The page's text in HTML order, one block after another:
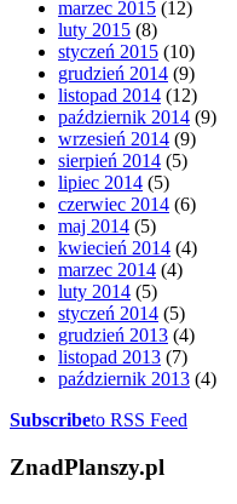
marzec 2015 (12)
luty 2015 (8)
styczeń 2015 (10)
grudzień 2014 (9)
listopad 2014 (12)
październik 2014 (9)
wrzesień 2014 (9)
sierpień 2014 (5)
lipiec 2014 (5)
czerwiec 2014 (6)
maj 2014 (5)
kwiecień 2014 (4)
marzec 2014 (4)
luty 2014 (5)
styczeń 2014 (5)
grudzień 2013 (4)
listopad 2013 (7)
październik 2013 (4)
Subscribeto RSS Feed
ZnadPlanszy.pl